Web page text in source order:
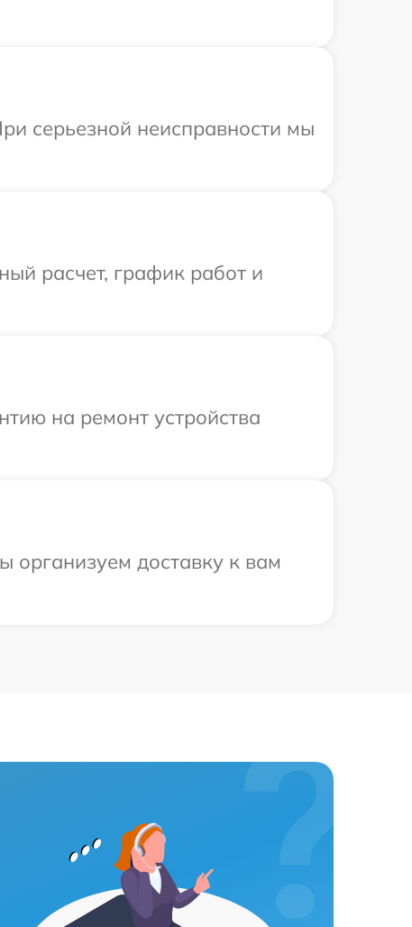
серьезной неисправности мы
расчет, график работ и
на ремонт устройства
организуем доставку к вам